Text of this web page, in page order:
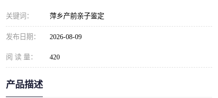
关键词： 萍乡产前亲子鉴定
发布日期： 2026-08-09
阅 读 量： 420
产品描述